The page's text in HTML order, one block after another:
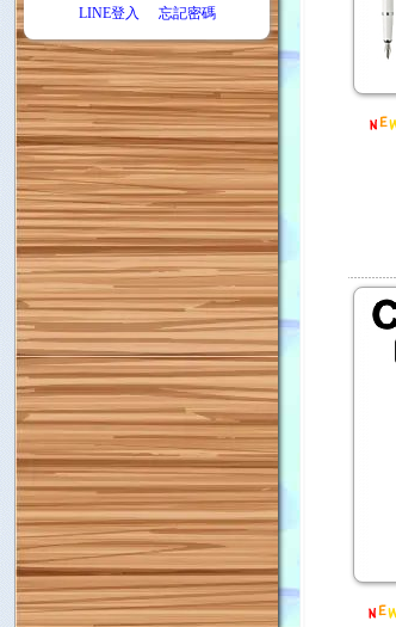
LINE登入 忘記密碼